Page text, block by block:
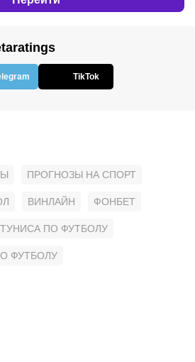
TikTok
ПРОГНОЗЫ НА СПОРТ
ВИНЛАЙН ФОНБЕТ
ПО ФУТБОЛУ
ФУТБОЛУ